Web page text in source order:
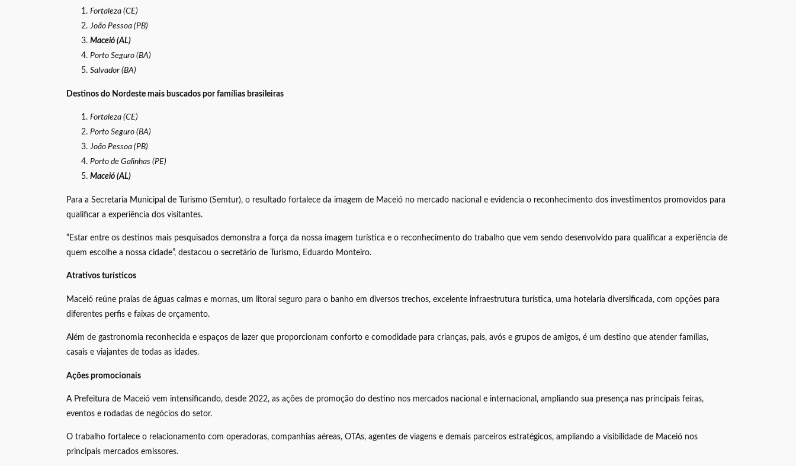
Fortaleza (CE)
João Pessoa (PB)
Maceió (AL)
Porto Seguro (BA)
Salvador (BA)
Destinos do Nordeste mais buscados por famílias brasileiras
Fortaleza (CE)
Porto Seguro (BA)
João Pessoa (PB)
Porto de Galinhas (PE)
Maceió (AL)
Para a Secretaria Municipal de Turismo (Semtur), o resultado fortalece da imagem de Maceió no mercado nacional e evidencia o reconhecimento dos investimentos promovidos para
qualificar a experiência dos visitantes.
“Estar entre os destinos mais pesquisados demonstra a força da nossa imagem turística e o reconhecimento do trabalho que vem sendo desenvolvido para qualificar a experiência de
quem escolhe a nossa cidade”, destacou o secretário de Turismo, Eduardo Monteiro.
Atrativos turísticos
Maceió reúne praias de águas calmas e mornas, um litoral seguro para o banho em diversos trechos, excelente infraestrutura turística, uma hotelaria diversificada, com opções para
diferentes perfis e faixas de orçamento.
Além de gastronomia reconhecida e espaços de lazer que proporcionam conforto e comodidade para crianças, pais, avós e grupos de amigos, é um destino que atender famílias,
casais e viajantes de todas as idades.
Ações promocionais
A Prefeitura de Maceió vem intensificando, desde 2022, as ações de promoção do destino nos mercados nacional e internacional, ampliando sua presença nas principais feiras,
eventos e rodadas de negócios do setor.
O trabalho fortalece o relacionamento com operadoras, companhias aéreas, OTAs, agentes de viagens e demais parceiros estratégicos, ampliando a visibilidade de Maceió nos
principais mercados emissores.